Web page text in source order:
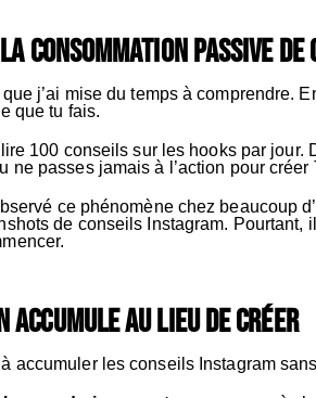
la consommation passive
j’ai mise du temps à comprendre.
que tu fais.
100 conseils sur les hooks par jour.
ne passes jamais à l’action pour
ce phénomène chez beaucoup
de conseils Instagram. Pourtant,
accumule au lieu de créer
accumuler les conseils Instagram